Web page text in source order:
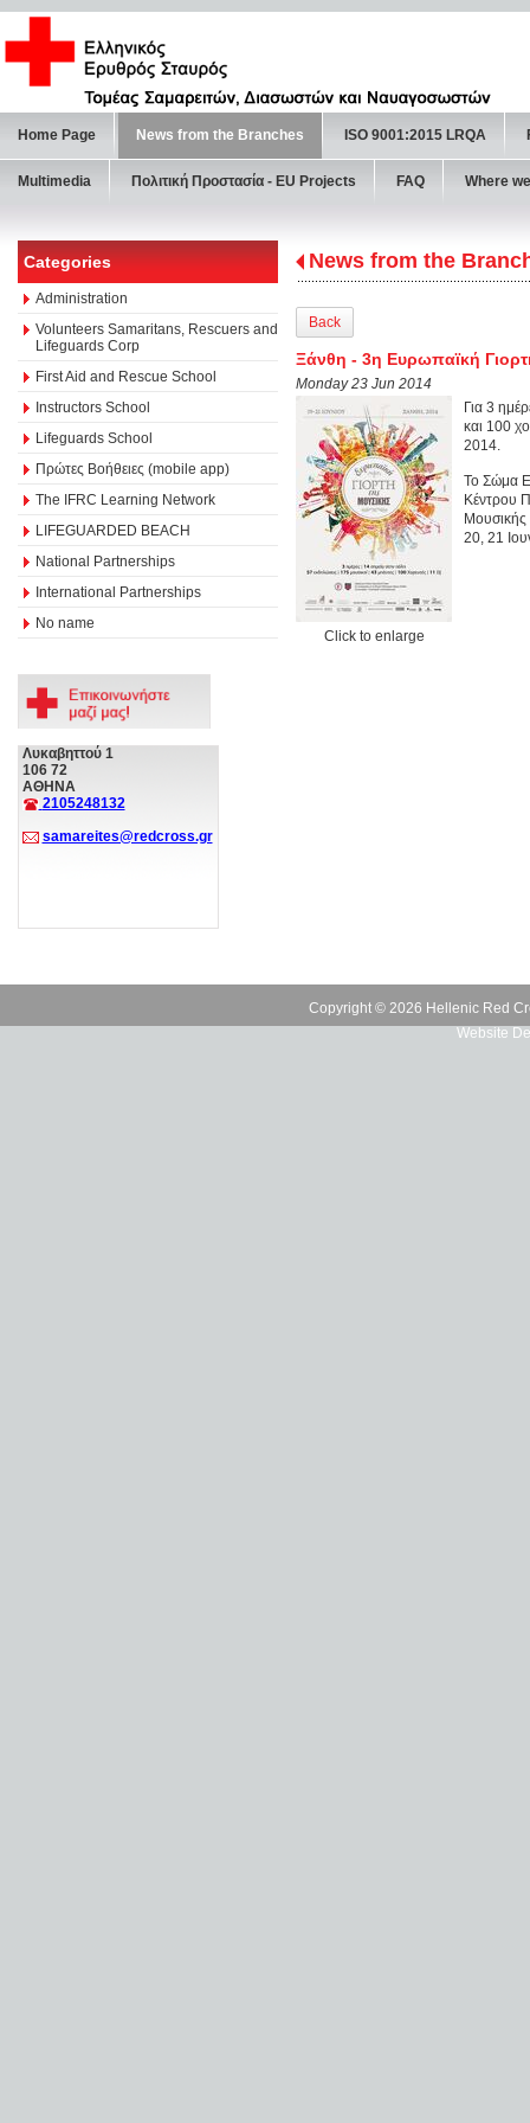
Home Page News from the Branches ISO 9001:2015 LRQA
Multimedia Πολιτική Προστασία - ΕU Projects FAQ Where
Categories
Administration
Volunteers Samaritans, Rescuers and
Lifeguards Corp
First Aid and Rescue School
Instructors School
Lifeguards School
Πρώτες Βοήθειες (mobile app)
The IFRC Learning Network
LIFEGUARDED BEACH
National Partnerships
International Partnerships
No name
Λυκαβηττού 1
106 72
ΑΘΗΝΑ
2105248132
samareites@redcross.gr
News from the
Back
Ξάνθη - 3η Ευρωπαϊκή
Monday 23 Jun 2014
Click to enlarge
Για 3
και 100
2014.
Το Σώμα
Κέντρου
20, 21
Copyright © 2026 Hellenic Red
Website